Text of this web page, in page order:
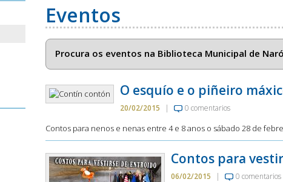
Eventos
Procura os eventos na Biblioteca Municipal de
O esquío e o piñeiro
20/02/2015 | 0 comentarios
Contos para nenos e nenas entre 4 e 8 anos o sábado 28 de
Contos para
06/02/2015 | 0 comentarios